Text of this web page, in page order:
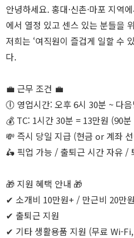
안녕하세요. 홍대·신촌·마포 지역
에서 열정 있고 센스 있는 분들을
저희는 ‘여직원이 즐겁게 일할 수
다.
💼 근무 조건 💼
🕕 영업시간: 오후 6시 30분 ~ 다
💰 TC: 1시간 30분 = 13만원 (90분
💸 즉시 당일 지급 (현금 or 계좌
🛵 픽업 가능 / 출퇴근 시간 자유 /
🎁 지원 혜택 안내 🎁
✔ 소개비 10만원+ / 만근비 20만
✔ 출퇴근 지원
✔ 기타 생활용품 지원 (무료 Wi-